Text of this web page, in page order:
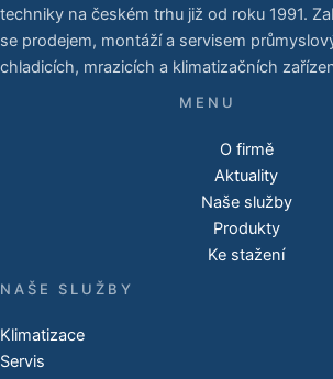
techniky na českém trhu již od roku 1991.
se prodejem, montáží a servisem
chladicích, mrazicích a klimatizačních
O firmě
Aktuality
Naše služby
Produkty
Ke stažení
NAŠE SLUŽBY
Klimatizace
Servis